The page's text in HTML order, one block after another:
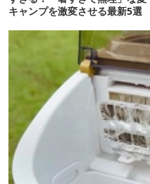
キャンプを激変させる最新5選